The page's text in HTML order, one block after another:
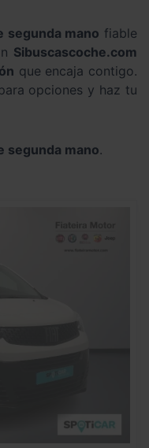
segunda mano fiable
Sibuscascoche.com
que encaja contigo.
opciones y haz tu
segunda mano.